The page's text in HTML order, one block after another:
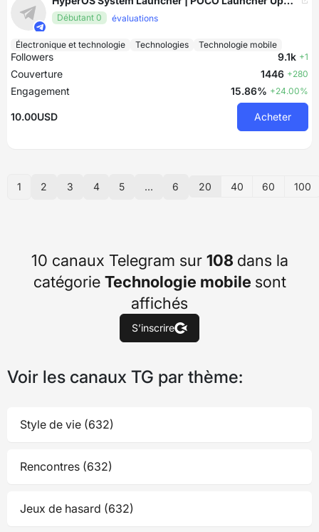
Débutant 0 évaluations
Électronique et technologie Technologies Technologie mobile
Followers 9.1k +1
Couverture 1446 +280
Engagement 15.86% +24.00%
10.00USD Acheter
1 2 3 4 5 ... 6 20 40 60 100
10 canaux Telegram sur 108 dans la
catégorie Technologie mobile sont
affichés
S’inscrire
Voir les canaux TG par thème:
Style de vie (632)
Rencontres (632)
Jeux de hasard (632)